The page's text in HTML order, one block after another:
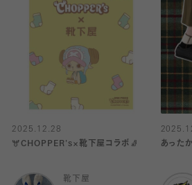
2025.12.28
🫎CHOPPER's×靴下屋コラボ🧦
靴下屋
あった